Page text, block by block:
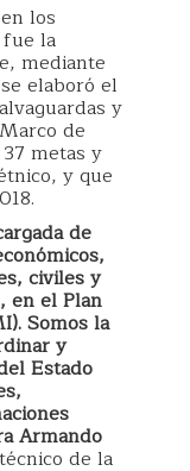
los
la
mediante
elaboró el
y
de
metas y
y que
de
civiles y
en el Plan
Somos la
y
Estado
Armando
de la